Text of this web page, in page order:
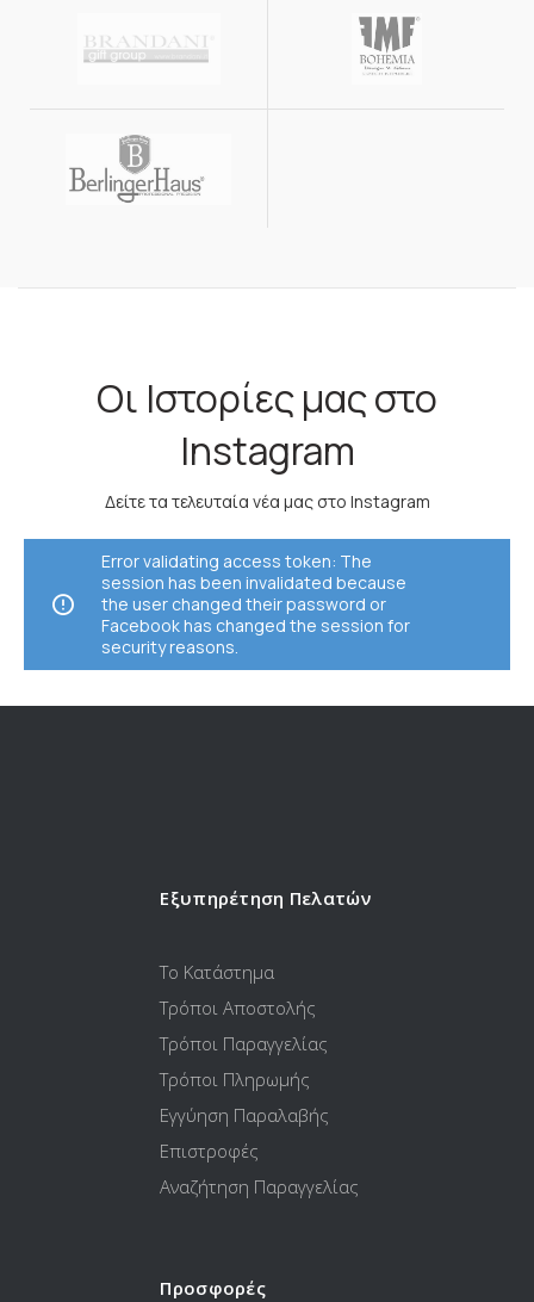
Οι Ιστορίες μας στο
Instagram
Δείτε τα τελευταία νέα μας στο Instagram
Error validating access token: The
session has been invalidated because
the user changed their password or
Facebook has changed the session for
security reasons.
Εξυπηρέτηση Πελατών
Το Κατάστημα
Τρόποι Αποστολής
Τρόποι Παραγγελίας
Τρόποι Πληρωμής
Εγγύηση Παραλαβής
Επιστροφές
Αναζήτηση Παραγγελίας
Προσφορές